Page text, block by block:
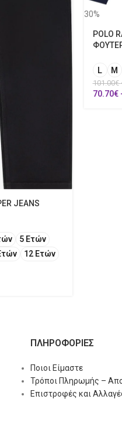
JEANS
5 Ετών
12 Ετών
30%
POLO
L M
101.00€
70.70€
ΠΛΗΡΟΦΟΡΙΕΣ
Ποιοι Είμαστε
Τρόποι Πληρωμής –
Επιστροφές και